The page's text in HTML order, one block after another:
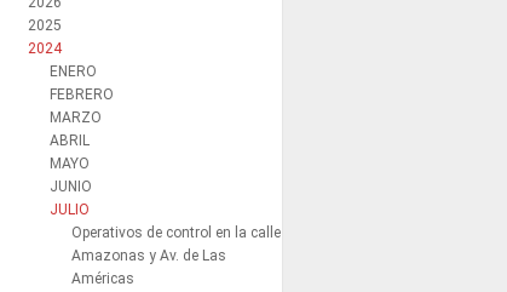
2025
2024
ENERO
FEBRERO
MARZO
ABRIL
MAYO
JUNIO
JULIO
Operativos de control en la calle
Amazonas y Av. de Las
Américas